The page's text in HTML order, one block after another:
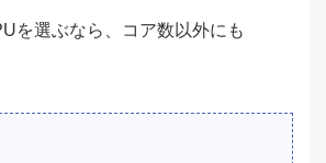
を選ぶなら、コア数以外にも